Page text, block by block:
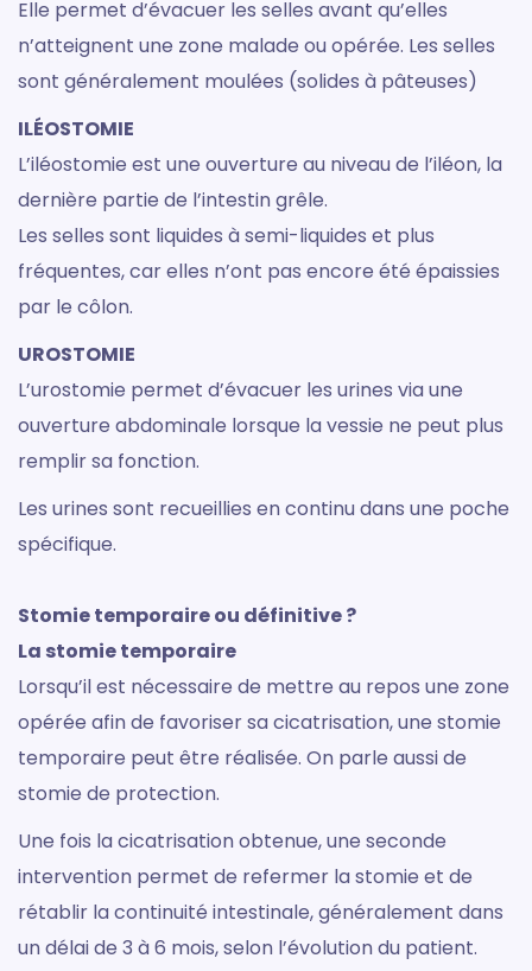
Elle permet d’évacuer les selles avant qu’elles
n’atteignent une zone malade ou opérée. Les selles
sont généralement moulées (solides à pâteuses)
ILÉOSTOMIE
L’iléostomie est une ouverture au niveau de l’iléon, la
dernière partie de l’intestin grêle.
Les selles sont liquides à semi-liquides et plus
fréquentes, car elles n’ont pas encore été épaissies
par le côlon.
UROSTOMIE
L’urostomie permet d’évacuer les urines via une
ouverture abdominale lorsque la vessie ne peut plus
remplir sa fonction.
Les urines sont recueillies en continu dans une poche
spécifique.
Stomie temporaire ou définitive ?
La stomie temporaire
Lorsqu’il est nécessaire de mettre au repos une zone
opérée afin de favoriser sa cicatrisation, une stomie
temporaire peut être réalisée. On parle aussi de
stomie de protection.
Une fois la cicatrisation obtenue, une seconde
intervention permet de refermer la stomie et de
rétablir la continuité intestinale, généralement dans
un délai de 3 à 6 mois, selon l’évolution du patient.